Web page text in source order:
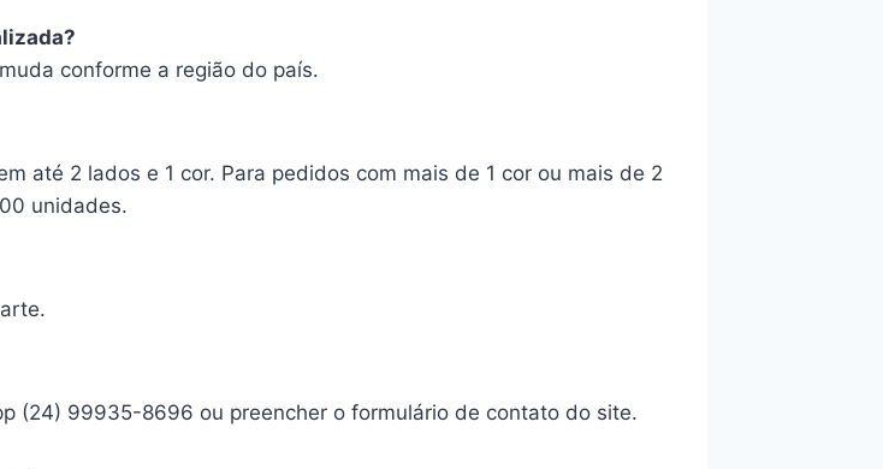
conforme a região do país.
até 2 lados e 1 cor. Para pedidos com mais de 1 cor ou mais de 2
unidades.
(24) 99935-8696 ou preencher o formulário de contato do site.